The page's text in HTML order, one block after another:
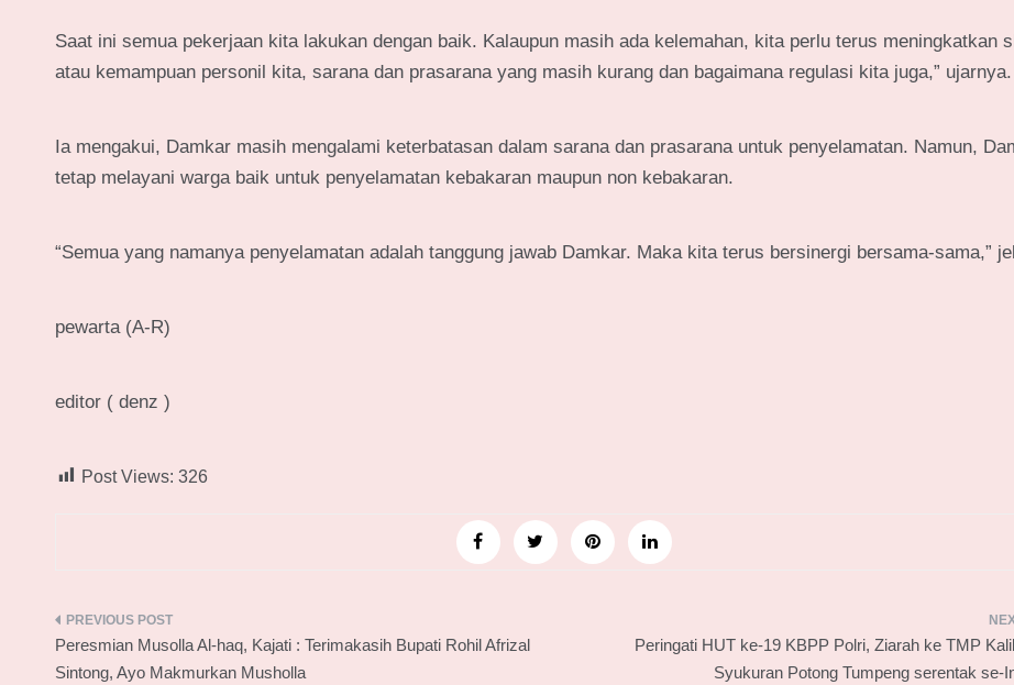
Saat ini semua pekerjaan kita lakukan dengan baik. Kalaupun masih ada kelemahan, kita perlu terus meningkatkan
atau kemampuan personil kita, sarana dan prasarana yang masih kurang dan bagaimana regulasi kita juga,” ujarnya.
Ia mengakui, Damkar masih mengalami keterbatasan dalam sarana dan prasarana untuk penyelamatan. Namun,
tetap melayani warga baik untuk penyelamatan kebakaran maupun non kebakaran.
“Semua yang namanya penyelamatan adalah tanggung jawab Damkar. Maka kita terus bersinergi bersama-sama,”
pewarta (A-R)
editor ( denz )
Post Views: 326
Navigasi
pos
Peresmian Musolla Al-haq, Kajati : Terimakasih Bupati Rohil Afrizal
Sintong, Ayo Makmurkan Musholla
Peringati HUT ke-19 KBPP Polri, Ziarah ke TMP
Syukuran Potong Tumpeng serentak se-